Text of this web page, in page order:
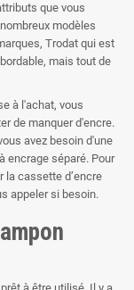
que vous
modèles
Trodat qui est
mais tout de
à l'achat, vous
de manquer d'encre.
avez besoin d'une
encrage séparé. Pour
la cassette d’encre
appeler si besoin.